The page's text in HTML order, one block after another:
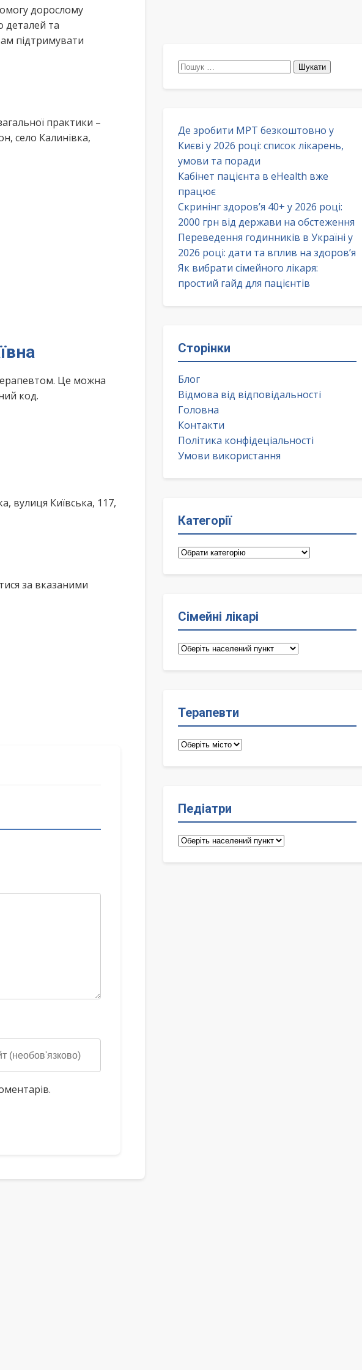
дорослому
деталей та
підтримувати
практики –
село Калинівка,
Це можна
код.
вулиця Київська, 117,
за вказаними
Пошук:
Де зробити МРТ безкоштовно у
Києві у 2026 році: список лікарень,
умови та поради
Кабінет пацієнта в eHealth вже
працює
Скринінг здоров’я 40+ у 2026 році:
2000 грн від держави на обстеження
Переведення годинників в Україні у
2026 році: дати та вплив на здоров’я
Як вибрати сімейного лікаря:
простий гайд для пацієнтів
Сторінки
Блог
Відмова від відповідальності
Головна
Контакти
Політика конфідеціальності
Умови використання
Категорії
Категорії
Сімейні лікарі
Сімейні
Терапевти
Терапевти
Педіатри
Педіатри